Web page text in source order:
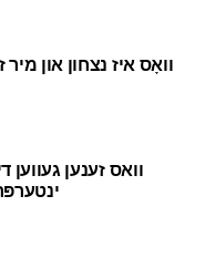
וואָס איז נצחון און מיר
וואס זענען געווען